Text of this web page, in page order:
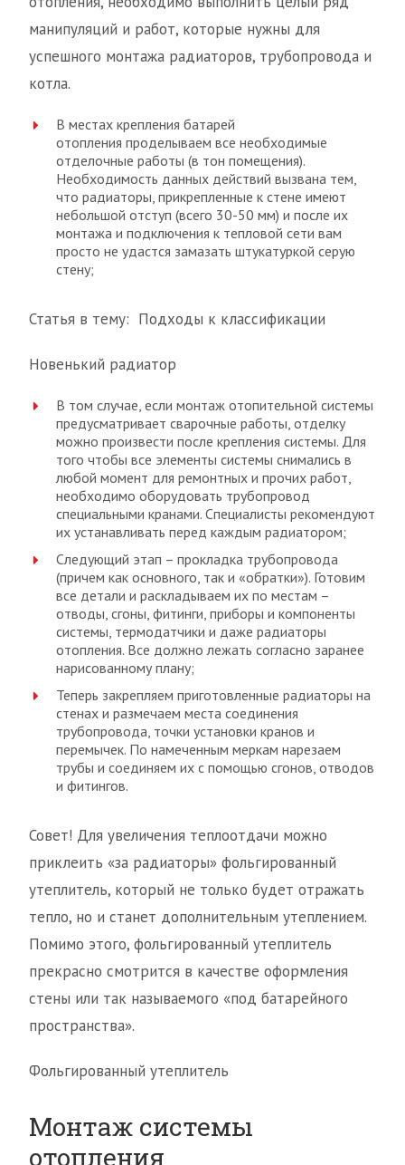
манипуляций и работ, которые нужны для
успешного монтажа радиаторов, трубопровода и
котла.
В местах крепления батарей
отопления проделываем все необходимые
отделочные работы (в тон помещения).
Необходимость данных действий вызвана тем,
что радиаторы, прикрепленные к стене имеют
небольшой отступ (всего 30-50 мм) и после их
монтажа и подключения к тепловой сети вам
просто не удастся замазать штукатуркой серую
стену;
Статья в тему: Подходы к классификации
Новенький радиатор
В том случае, если монтаж отопительной системы
предусматривает сварочные работы, отделку
можно произвести после крепления системы. Для
того чтобы все элементы системы снимались в
любой момент для ремонтных и прочих работ,
необходимо оборудовать трубопровод
специальными кранами. Специалисты рекомендуют
их устанавливать перед каждым радиатором;
Следующий этап – прокладка трубопровода
(причем как основного, так и «обратки»). Готовим
все детали и раскладываем их по местам –
отводы, сгоны, фитинги, приборы и компоненты
системы, термодатчики и даже радиаторы
отопления. Все должно лежать согласно заранее
нарисованному плану;
Теперь закрепляем приготовленные радиаторы на
стенах и размечаем места соединения
трубопровода, точки установки кранов и
перемычек. По намеченным меркам нарезаем
трубы и соединяем их с помощью сгонов, отводов
и фитингов.
Совет! Для увеличения теплоотдачи можно
приклеить «за радиаторы» фольгированный
утеплитель, который не только будет отражать
тепло, но и станет дополнительным утеплением.
Помимо этого, фольгированный утеплитель
прекрасно смотрится в качестве оформления
стены или так называемого «под батарейного
пространства».
Фольгированный утеплитель
Монтаж системы
отопления